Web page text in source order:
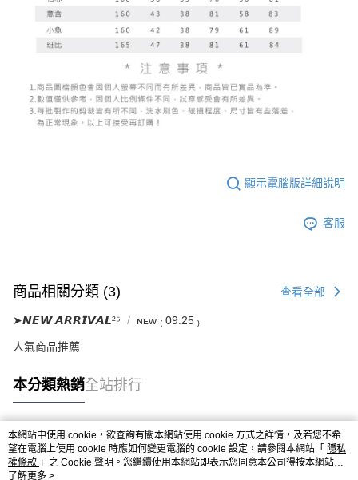
顯示電腦版詳細說明
客服
商品相關分類 (3) 查看全部
➤𝙉𝙀𝙒 𝘼𝙍𝙍𝙄𝙑𝘼𝙇²⁵ ɴᴇᴡ ₍ 09.25 ₎
人氣商品推薦
本分類熱銷全站排行
熱門標籤
本網站中使用 cookie，欲查詢有關本網站使用 cookie 方式之詳情，及若您不希
望在電腦上使用 cookie 時應如何變更電腦的 cookie 設定，請參閱本網站「 隱私
權條款 」之 Cookie 聲明。您繼續使用本網站即表示您同意本公司得按本網站使
用條款之 Cookie 聲明使用 cookie。
了解更多 >